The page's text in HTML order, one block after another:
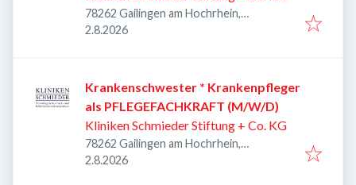
78262 Gailingen am Hochrhein,
Deutschland
Veröffentlicht
2.8.2026
Krankenschwester * Krankenpfleger
als PFLEGEFACHKRAFT (M/W/D)
Kliniken Schmieder Stiftung + Co. KG
78262 Gailingen am Hochrhein,
Deutschland
Veröffentlicht
2.8.2026